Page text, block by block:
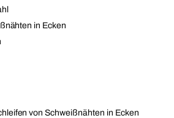
in Ecken
von Schweißnähten in Ecken